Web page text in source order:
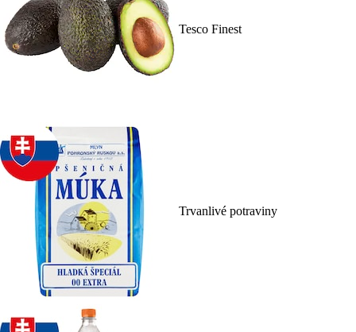
Tesco Finest
Trvanlivé potraviny